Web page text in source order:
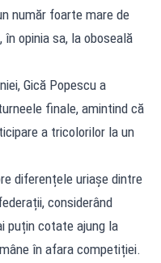
număr foarte mare de
opinia sa, la oboseală
Gică Popescu a
finale, amintind că
a tricolorilor la un
diferențele uriașe dintre
considerând
puțin cotate ajung la
în afara competiției.